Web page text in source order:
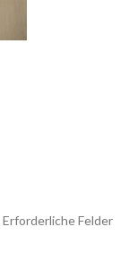
Erforderliche Felder